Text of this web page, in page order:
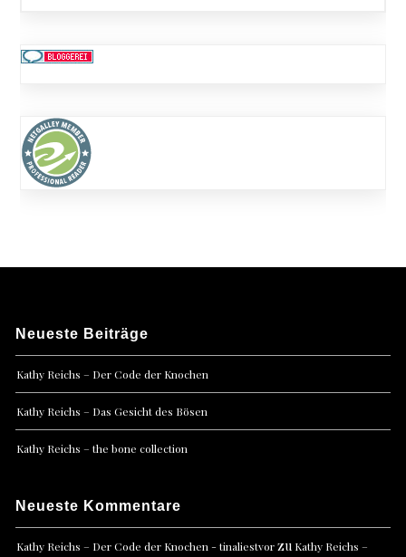
Neueste Beiträge
Kathy Reichs – Der Code der Knochen
Kathy Reichs – Das Gesicht des Bösen
Kathy Reichs – the bone collection
Neueste Kommentare
Kathy Reichs – Der Code der Knochen - tinaliestvorzu Kathy Reichs –